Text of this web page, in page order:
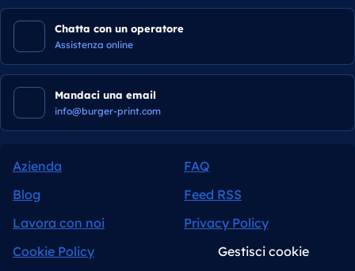
Chatta con un operatore
Assistenza online
Mandaci una email
info@burger-print.com
Azienda
FAQ
Blog
Feed RSS
Lavora con noi
Privacy Policy
Cookie Policy
Gestisci cookie